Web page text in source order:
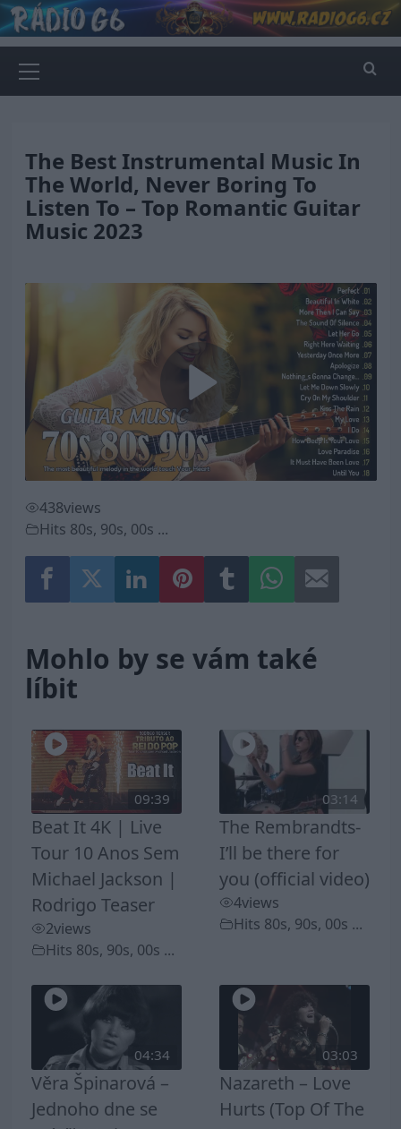
Skip
to
content
Menu
The Best Instrumental Music In
The World, Never Boring To
Listen To – Top Romantic Guitar
Music 2023
Play
Video
438views
Hits 80s, 90s, 00s ...
Mohlo by se vám také
líbit
09:39
Beat It 4K | Live
Tour 10 Anos Sem
Michael Jackson |
Rodrigo Teaser
2views
Hits 80s, 90s, 00s ...
03:14
The Rembrandts-
I’ll be there for
you (official video)
4views
Hits 80s, 90s, 00s ...
04:34
Věra Špinarová –
Jednoho dne se
03:03
Nazareth – Love
Hurts (Top Of The